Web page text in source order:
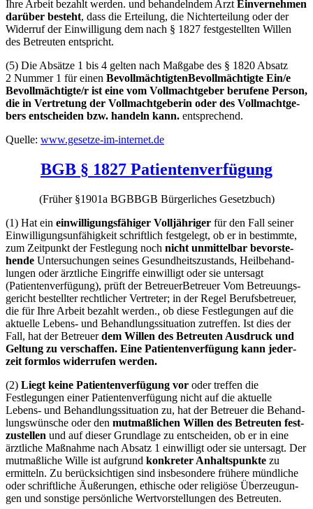
Ihre Arbeit bezahlt wer­den. und behan­deln­dem Arzt Ein­ver­neh­men
dar­über besteht, dass die Ertei­lung, die Nicht­er­tei­lung oder der
Wider­ruf der Ein­wil­li­gung dem nach § 1827 fest­ge­stell­ten Wil­len
des Betreu­ten ent­spricht.
(5) Die Absät­ze 1 bis 4 gel­ten nach Maß­ga­be des § 1820 Absatz
2 Num­mer 1 für einen Bevoll­mäch­tig­tenBevoll­mäch­tig­te Ein/​e
Bevollmächtigte/​r ist eine vom Voll­macht­ge­ber beru­fe­ne Per­son,
die in Ver­tre­tung der Voll­macht­ge­be­rin oder des Voll­macht­ge­
bers ent­schei­den bzw. han­deln kann. ent­spre­chend.
Quel­le: www.gesetze-im-internet.de
BGB § 1827 Patientenverfügung
(Frü­her §1901a BGBBGB Bür­ger­li­ches Gesetz­buch)
(1) Hat ein ein­wil­li­gungs­fä­hi­ger Voll­jäh­ri­ger für den Fall sei­ner
Ein­wil­li­gungs­un­fä­hig­keit schrift­lich fest­ge­legt, ob er in bestimm­te,
zum Zeit­punkt der Fest­le­gung noch nicht unmit­tel­bar bevor­ste­
hen­de Unter­su­chun­gen sei­nes Gesund­heits­zu­stands, Heil­be­hand­
lun­gen oder ärzt­li­che Ein­grif­fe ein­wil­ligt oder sie unter­sagt
(Patienten­verfügung), prüft derBetreu­erBetreu­er Vom Betreu­ungs­
ge­richt bestell­ter recht­li­cher Ver­tre­ter; in der Regel Berufs­be­treu­er,
die für Ihre Arbeit bezahlt wer­den., ob die­se Festlegungen auf die
aktu­el­le Lebens- und Behand­lungs­si­tua­ti­on zutref­fen. Ist dies der
Fall, hat der Betreu­erdem Wil­len des Betreu­ten Aus­druck und
Gel­tung zu ver­schaf­fen. Eine Patienten­verfügung kann jeder­
zeit form­los wider­ru­fen wer­den.
(2) Liegt kei­ne Patienten­verfügung vor oder tref­fen die
Festlegungen einer Patienten­verfügung nicht auf die aktu­el­le
Lebens- und Behand­lungs­si­tua­ti­on zu, hat der Betreu­er die Behand­
lungs­wün­sche oder den mut­maß­li­chen Wil­len des Betreu­ten fest­
zu­stel­len und auf die­ser Grund­la­ge zu ent­schei­den, ob er in eine
ärzt­li­che Maß­nah­me nach Absatz 1 ein­wil­ligt oder sie unter­sagt. Der
mut­maß­li­che Wil­le ist auf­grund kon­kre­ter Anhalts­punk­te zu
ermit­teln. Zu berück­sich­ti­gen sind ins­be­son­de­re frü­he­re münd­li­che
oder schrift­li­che Äuße­run­gen, ethi­sche oder reli­giö­se Über­zeu­gun­
gen und sons­ti­ge per­sön­li­che Wert­vor­stel­lun­gen des Betreu­ten.